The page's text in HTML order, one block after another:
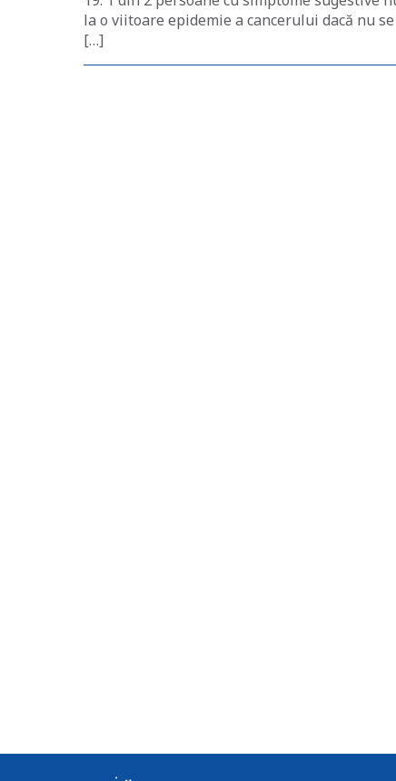
la o viitoare epidemie a cancerului dacă nu
[…]